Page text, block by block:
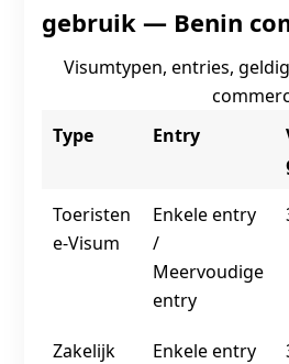
gebruik — Benin
Visumtypen, entries,
Type
Entry
Toeristen
e‑Visum
Enkele entry
/
Meervoudige
entry
Zakelijk
Enkele entry